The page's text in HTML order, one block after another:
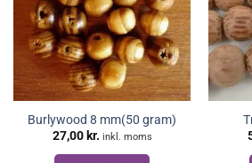
Burlywood 8 mm(50 gram)
27,00 kr. inkl. moms